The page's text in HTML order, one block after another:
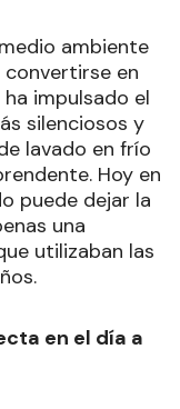
ambiente
en
impulsado el
silenciosos y
lavado en frío
Hoy en
puede dejar la
una
utilizaban las
en el día a